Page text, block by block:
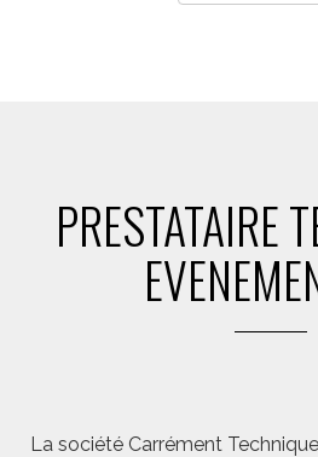
PRESTATAIRE
La société Carrément